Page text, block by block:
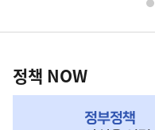
영
책
NOW,
정책 NOW